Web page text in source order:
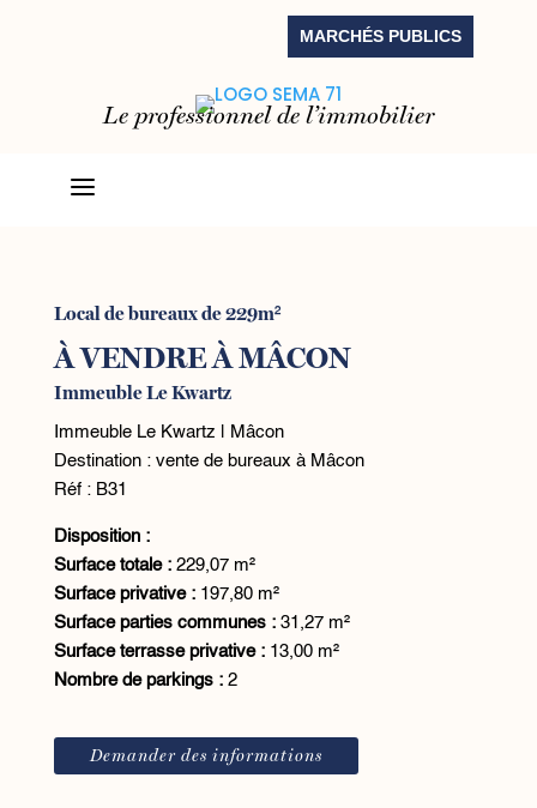
MARCHÉS PUBLICS
Le professionnel de l’immobilier
a
Local de bureaux de 229m²
À VENDRE À MÂCON
Immeuble Le Kwartz
Immeuble Le Kwartz | Mâcon
Destination : vente de bureaux à Mâcon
Réf : B31
Disposition :
Surface totale :229,07 m²
Surface privative :197,80 m²
Surface parties communes :31,27 m²
Surface terrasse privative :13,00 m²
Nombre de parkings :2
Demander des informations